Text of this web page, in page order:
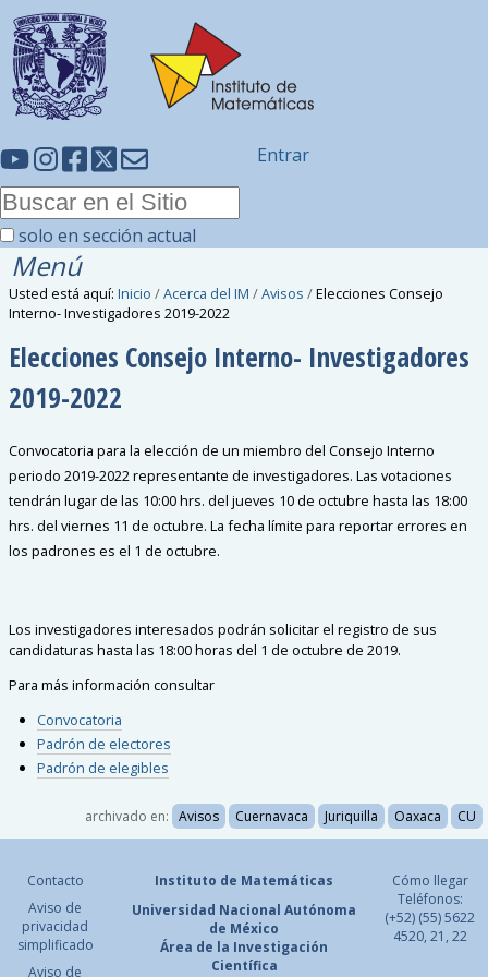
solo en sección actual
Entrar
Menú
Usted está aquí: Inicio /Acerca del IM /Avisos /Elecciones Consejo
Interno- Investigadores 2019-2022
Elecciones Consejo Interno- Investigadores
2019-2022
Convocatoria para la elección de un miembro del Consejo Interno
periodo 2019-2022 representante de investigadores. Las votaciones
tendrán lugar de las 10:00 hrs. del jueves 10 de octubre hasta las 18:00
hrs. del viernes 11 de octubre. La fecha límite para reportar errores en
los padrones es el 1 de octubre.
Los investigadores interesados podrán solicitar el registro de sus
candidaturas hasta las 18:00 horas del 1 de octubre de 2019.
Para más información consultar
Convocatoria
Padrón de electores
Padrón de elegibles
archivado en: Avisos Cuernavaca Juriquilla Oaxaca CU
Contacto
Aviso de
privacidad
simplificado
Aviso de
Instituto de Matemáticas
Universidad Nacional Autónoma
de México
Área de la Investigación
Científica
Cómo llegar
Teléfonos:
(+52) (55) 5622
4520, 21, 22